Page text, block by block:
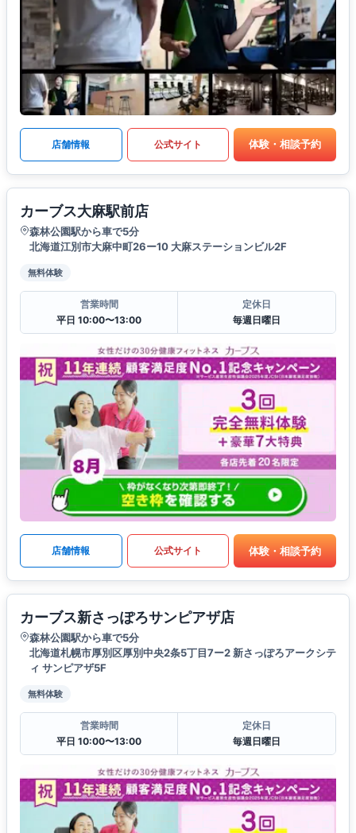
店舗情報 公式サイト 体験・相談予約
カーブス大麻駅前店
森林公園駅から車で5分
北海道江別市大麻中町26ー10 大麻ステーションビル2F
無料体験
営業時間
平日 10:00〜13:00
定休日
毎週日曜日
店舗情報 公式サイト 体験・相談予約
カーブス新さっぽろサンピアザ店
森林公園駅から車で5分
北海道札幌市厚別区厚別中央2条5丁目7ー2 新さっぽろアークシテ
ィ サンピアザ5F
無料体験
営業時間
平日 10:00〜13:00
定休日
毎週日曜日